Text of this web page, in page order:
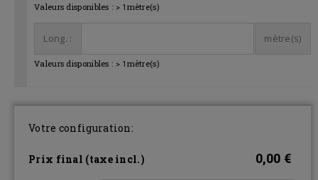
Valeurs disponibles : > 1 mètre(s)
Long. : mètre(s)
Valeurs disponibles : > 1 mètre(s)
Votre configuration:
Prix final (taxe incl.) 0,00 €